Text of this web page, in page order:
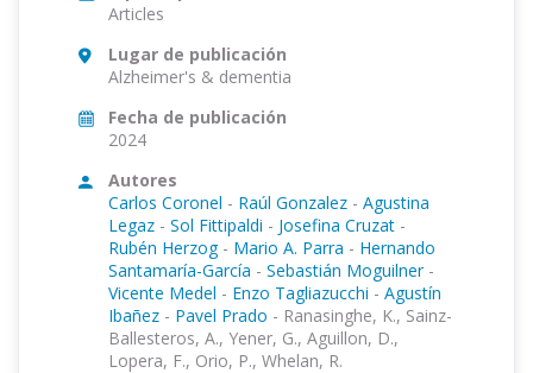
Articles
Lugar de publicación
Alzheimer's & dementia
Fecha de publicación
2024
Autores
Carlos Coronel - Raúl Gonzalez - Agustina
Legaz - Sol Fittipaldi - Josefina Cruzat -
Rubén Herzog - Mario A. Parra - Hernando
Santamaría-García - Sebastián Moguilner -
Vicente Medel - Enzo Tagliazucchi - Agustín
Ibañez - Pavel Prado - Ranasinghe, K., Sainz-
Ballesteros, A., Yener, G., Aguillon, D.,
Lopera, F., Orio, P., Whelan, R.